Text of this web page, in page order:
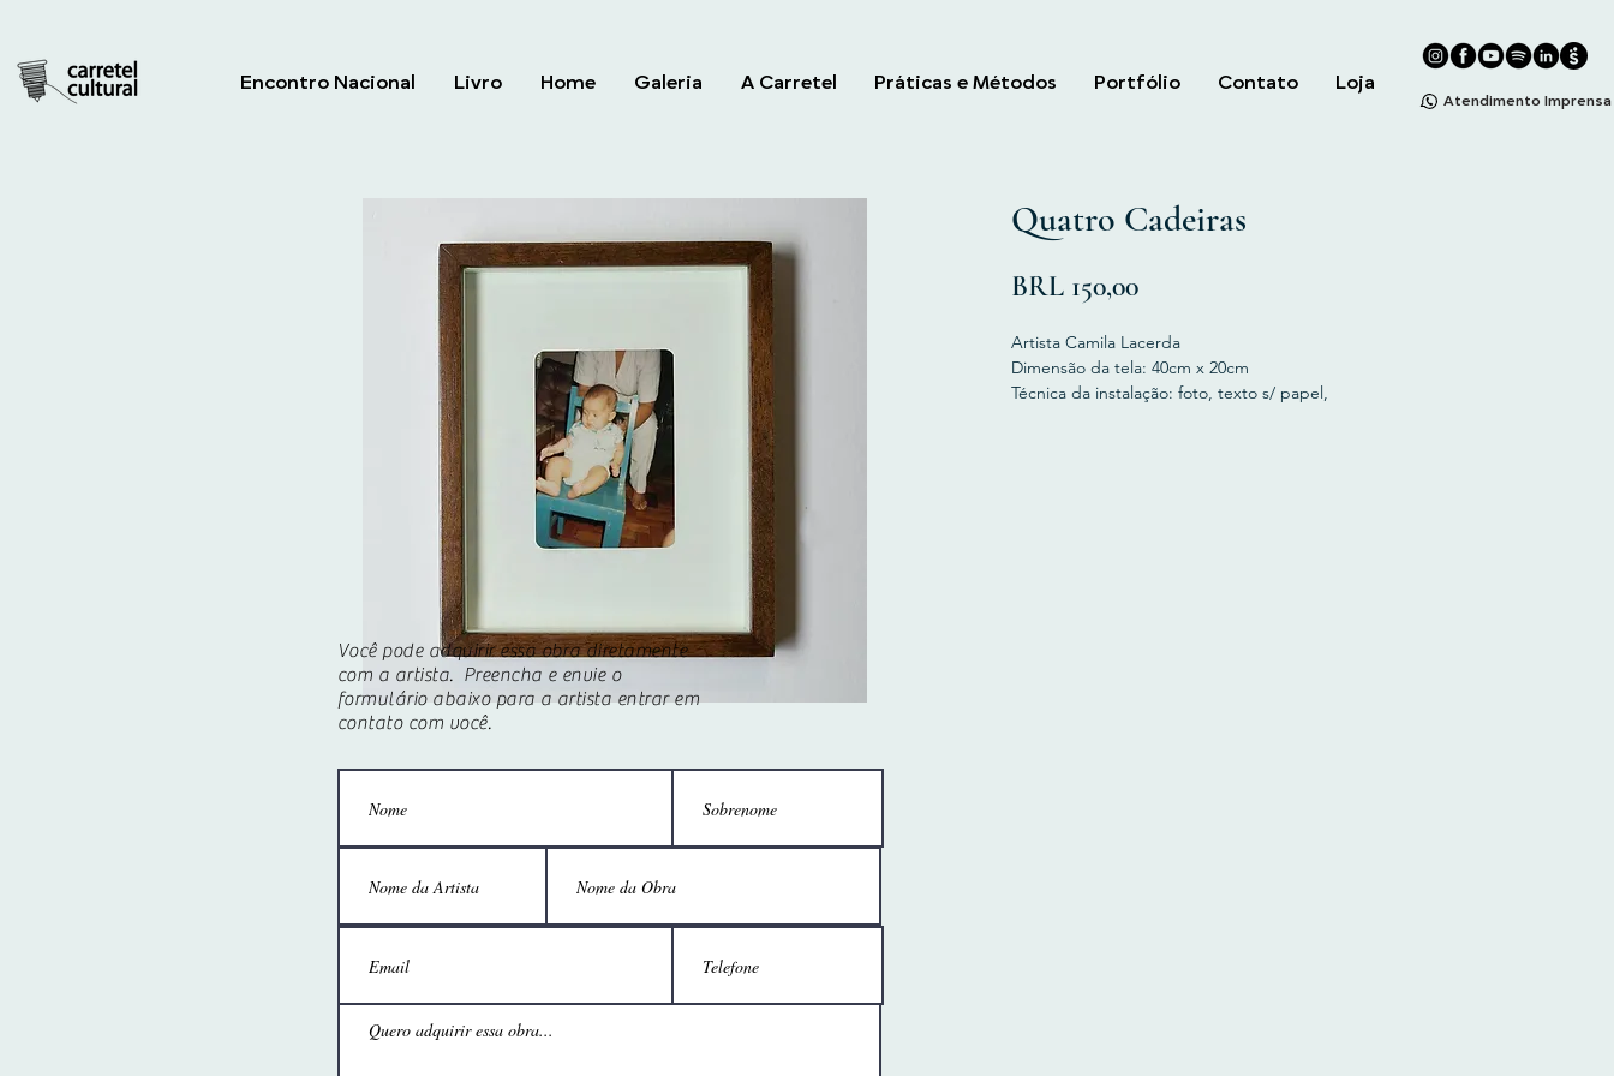
Encontro Nacional Livro Home Galeria A Carretel Práticas e Métodos Portfólio Contato Loja
Atendimento Imprensa
Quatro Cadeiras
BRL 150,00Precio
Artista Camila Lacerda
Dimensão da tela: 40cm x 20cm
Técnica da instalação: foto, texto s/ papel,
Você pode adquirir essa obra diretamente
com a artista. Preencha e envie o
formulário abaixo para a artista entrar em
contato com você.